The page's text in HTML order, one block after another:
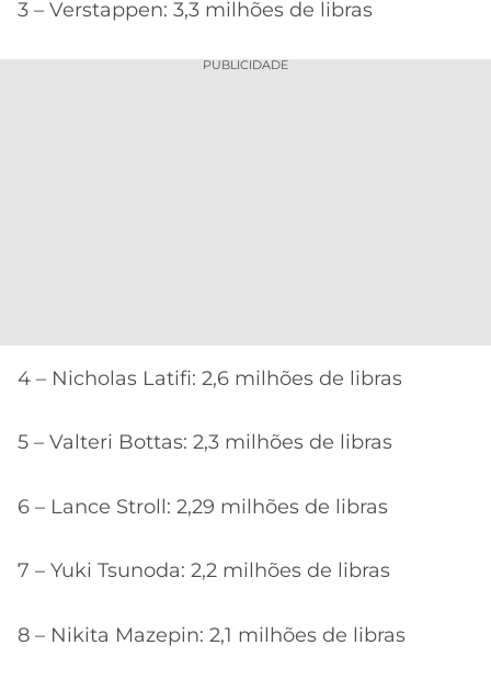
3 – Verstappen: 3,3 milhões de libras
PUBLICIDADE
4 – Nicholas Latifi: 2,6 milhões de libras
5 – Valteri Bottas: 2,3 milhões de libras
6 – Lance Stroll: 2,29 milhões de libras
7 – Yuki Tsunoda: 2,2 milhões de libras
8 – Nikita Mazepin: 2,1 milhões de libras